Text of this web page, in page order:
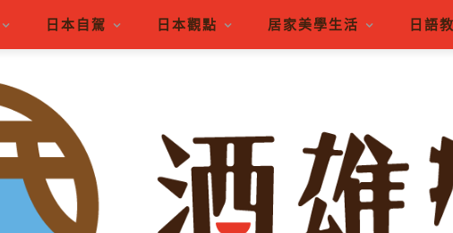
日本自駕 日本觀點 居家美學生活 日語